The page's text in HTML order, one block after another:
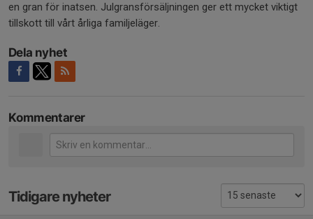
en gran för inatsen. Julgransförsäljningen ger ett mycket viktigt
tillskott till vårt årliga familjeläger.
Dela nyhet
Kommentarer
Tidigare nyheter